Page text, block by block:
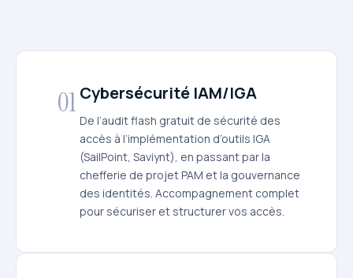
01 Cybersécurité IAM/IGA
De l’audit flash gratuit de sécurité des
accès à l’implémentation d’outils IGA
(SailPoint, Saviynt), en passant par la
chefferie de projet PAM et la gouvernance
des identités. Accompagnement complet
pour sécuriser et structurer vos accès.